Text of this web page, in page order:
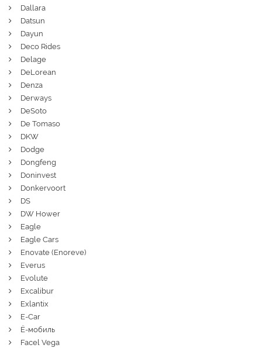
Dallara
Datsun
Dayun
Deco Rides
Delage
DeLorean
Denza
Derways
DeSoto
De Tomaso
DKW
Dodge
Dongfeng
Doninvest
Donkervoort
DS
DW Hower
Eagle
Eagle Cars
Enovate (Enoreve)
Everus
Evolute
Excalibur
Exlantix
E-Car
Ё-мобиль
Facel Vega